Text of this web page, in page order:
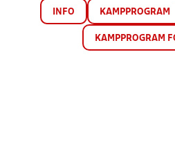
INFO KAMPPROGRAM
KAMPPROGRAM